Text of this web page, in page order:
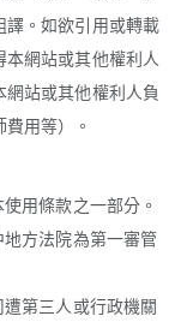
。如欲引用或轉載
網站或其他權利人
站或其他權利人負
用等）。
用條款之一部分。
方法院為第一審管
第三人或行政機關